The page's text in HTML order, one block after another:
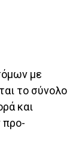
με
το σύνολο
και
προ-